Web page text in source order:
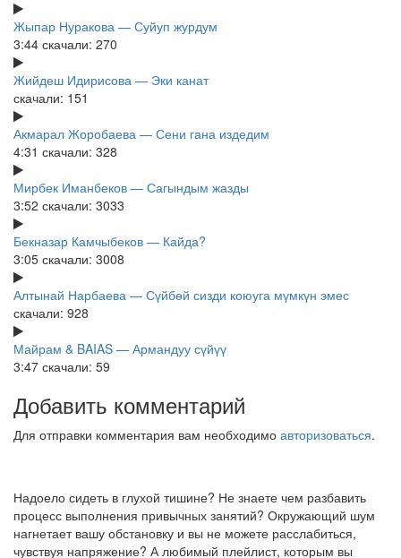
Жыпар Нуракова — Суйуп журдум
3:44 скачали: 270
Жийдеш Идирисова — Эки канат
скачали: 151
Акмарал Жоробаева — Сени гана издедим
4:31 скачали: 328
Мирбек Иманбеков — Сагындым жазды
3:52 скачали: 3033
Бекназар Камчыбеков — Кайда?
3:05 скачали: 3008
Алтынай Нарбаева — Сүйбөй сизди коюуга мүмкүн эмес
скачали: 928
Майрам & BAIAS — Армандуу сүйүү
3:47 скачали: 59
Добавить комментарий
Для отправки комментария вам необходимо авторизоваться.
Надоело сидеть в глухой тишине? Не знаете чем разбавить
процесс выполнения привычных занятий? Окружающий шум
нагнетает вашу обстановку и вы не можете расслабиться,
чувствуя напряжение? А любимый плейлист, которым вы